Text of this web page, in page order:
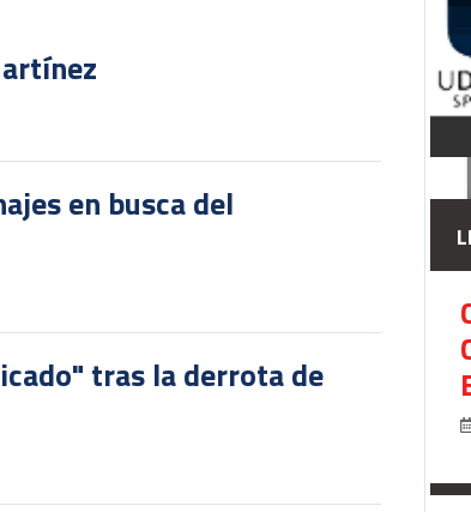
en busca del
tras la derrota de